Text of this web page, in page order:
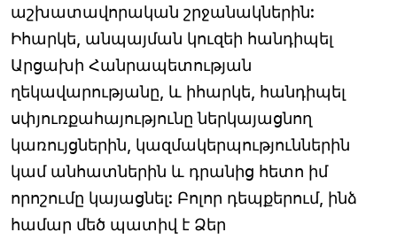
աշխատավորական շրջանակներին:
Իհարկե, անպայման կուզեի հանդիպել
Արցախի Հանրապետության
ղեկավարությանը, և իհարկե, հանդիպել
սփյուռքահայությունը ներկայացնող
կառույցներին, կազմակերպություններին
կամ անհատներին և դրանից հետո իմ
որոշումը կայացնել: Բոլոր դեպքերում, ինձ
համար մեծ պատիվ է Ձեր